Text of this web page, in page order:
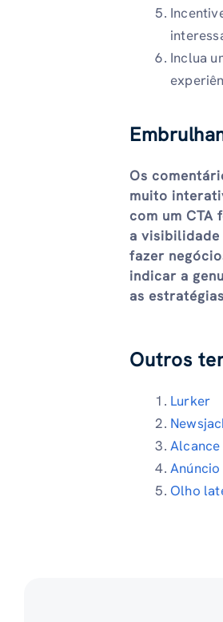
Inclua
Os
muito
com um CTA
a visibilidade
fazer
indicar a
as
Outros
Lurker
Anúncio
Olho